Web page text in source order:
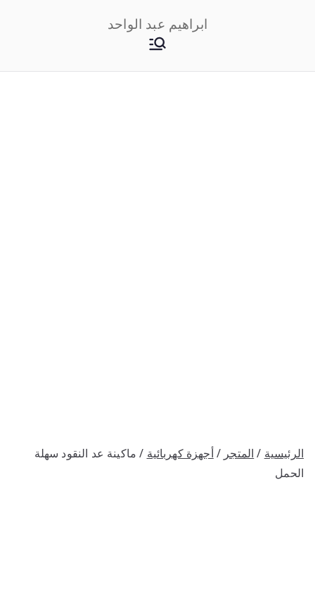
ابراهيم عبد الواحد
الرئيسية / المتجر /أجهزة كهربائية / ماكينة عد النقود سهلة
الحمل